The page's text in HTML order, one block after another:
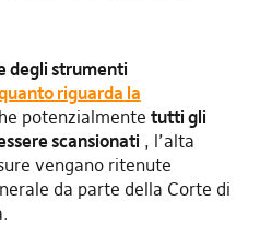
degli strumenti
riguarda la
potenzialmente tutti gli
scansionati , l’alta
vengano ritenute
da parte della Corte di